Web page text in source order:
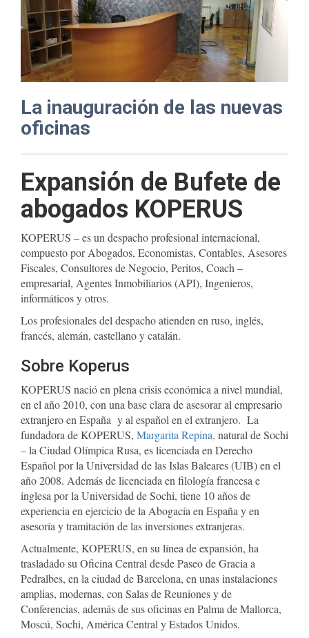
La inauguración de las nuevas
oficinas
Expansión de Bufete de
abogados KOPERUS
KOPERUS – es un despacho profesional internacional,
compuesto por Abogados, Economistas, Contables, Asesores
Fiscales, Consultores de Negocio, Peritos, Coach –
empresarial, Agentes Inmobiliarios (API), Ingenieros,
informáticos y otros.
Los profesionales del despacho atienden en ruso, inglés,
francés, alemán, castellano y catalán.
Sobre Koperus
KOPERUS nació en plena crisis económica a nivel mundial,
en el año 2010, con una base clara de asesorar al empresario
extranjero en España y al español en el extranjero. La
fundadora de KOPERUS, Margarita Repina, natural de Sochi
– la Ciudad Olímpica Rusa, es licenciada en Derecho
Español por la Universidad de las Islas Baleares (UIB) en el
año 2008. Además de licenciada en filología francesa e
inglesa por la Universidad de Sochi, tiene 10 años de
experiencia en ejercicio de la Abogacía en España y en
asesoría y tramitación de las inversiones extranjeras.
Actualmente, KOPERUS, en su línea de expansión, ha
trasladado su Oficina Central desde Paseo de Gracia a
Pedralbes, en la ciudad de Barcelona, en unas instalaciones
amplias, modernas, con Salas de Reuniones y de
Conferencias, además de sus oficinas en Palma de Mallorca,
Moscú, Sochi, América Central y Estados Unidos.